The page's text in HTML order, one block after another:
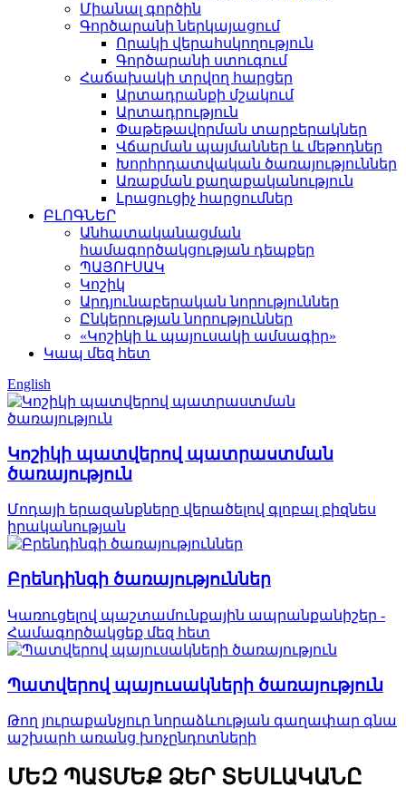
Միանալ գործին
Գործարանի ներկայացում
Որակի վերահսկողություն
Գործարանի ստուգում
Հաճախակի տրվող հարցեր
Արտադրանքի մշակում
Արտադրություն
Փաթեթավորման տարբերակներ
Վճարման պայմաններ և մեթոդներ
Խորհրդատվական ծառայություններ
Առաքման քաղաքականություն
Լրացուցիչ հարցումներ
ԲԼՈԳՆԵՐ
Անհատականացման
համագործակցության դեպքեր
ՊԱՅՈՒՍԱԿ
Կոշիկ
Արդյունաբերական նորություններ
Ընկերության նորություններ
«Կոշիկի և պայուսակի ամսագիր»
Կապ մեզ հետ
English
Կոշիկի պատվերով պատրաստման
ծառայություն
Մոդայի երազանքները վերածելով գլոբալ բիզնես
իրականության
Բրենդինգի ծառայություններ
Կառուցելով պաշտամունքային ապրանքանիշեր -
Համագործակցեք մեզ հետ
Պատվերով պայուսակների ծառայություն
Թող յուրաքանչյուր նորաձևության գաղափար գնա
աշխարհ առանց խոչընդոտների
ՄԵԶ ՊԱՏՄԵՔ ՁԵՐ ՏԵՍԼԱԿԱՆԸ